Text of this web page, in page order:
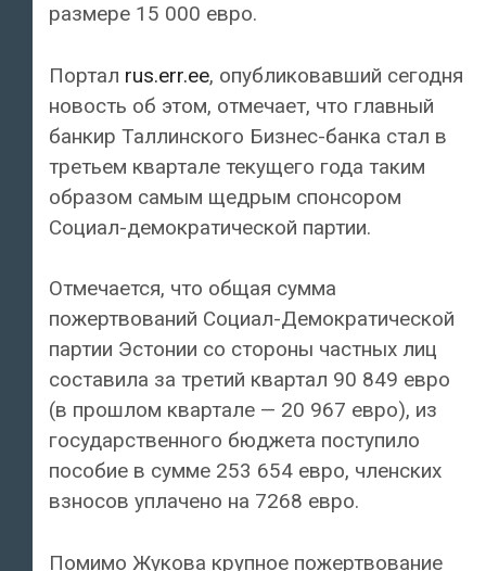
размере 15 000 евро.
Портал rus.err.ee, опубликовавший сегодня
новость об этом, отмечает, что главный
банкир Таллинского Бизнес-банка стал в
третьем квартале текущего года таким
образом самым щедрым спонсором
Социал-демократической партии.
Отмечается, что общая сумма
пожертвований Социал-Демократической
партии Эстонии со стороны частных лиц
составила за третий квартал 90 849 евро
(в прошлом квартале — 20 967 евро), из
государственного бюджета поступило
пособие в сумме 253 654 евро, членских
взносов уплачено на 7268 евро.
Помимо Жукова крупное пожертвование